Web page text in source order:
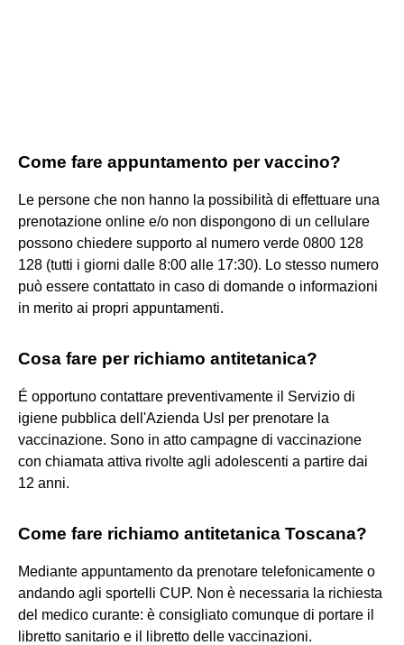
Come fare appuntamento per vaccino?
Le persone che non hanno la possibilità di effettuare una
prenotazione online e/o non dispongono di un cellulare
possono chiedere supporto al numero verde 0800 128
128 (tutti i giorni dalle 8:00 alle 17:30). Lo stesso numero
può essere contattato in caso di domande o informazioni
in merito ai propri appuntamenti.
Cosa fare per richiamo antitetanica?
É opportuno contattare preventivamente il Servizio di
igiene pubblica dell'Azienda Usl per prenotare la
vaccinazione. Sono in atto campagne di vaccinazione
con chiamata attiva rivolte agli adolescenti a partire dai
12 anni.
Come fare richiamo antitetanica Toscana?
Mediante appuntamento da prenotare telefonicamente o
andando agli sportelli CUP. Non è necessaria la richiesta
del medico curante: è consigliato comunque di portare il
libretto sanitario e il libretto delle vaccinazioni.